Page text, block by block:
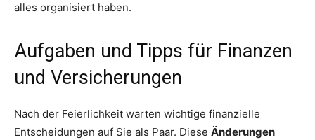
alles organisiert haben.
Aufgaben und Tipps für Finanzen
und Versicherungen
Nach der Feierlichkeit warten wichtige finanzielle
Entscheidungen auf Sie als Paar. Diese Änderungen